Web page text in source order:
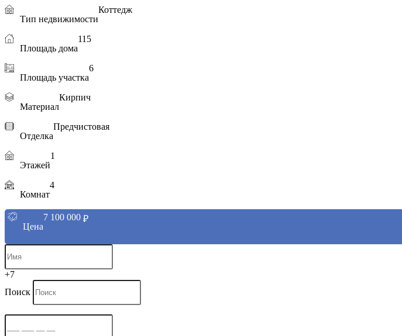
Тип недвижимости
Коттедж
Площадь дома
115
Площадь участка
6
Материал
Кирпич
Отделка
Предчистовая
Этажей
1
Комнат
4
Цена
₽
7 100 000
+7
Поиск